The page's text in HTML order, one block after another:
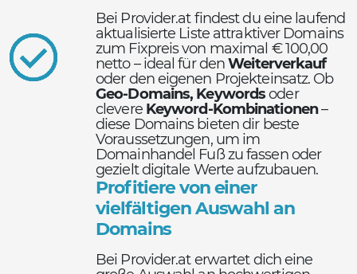
Bei Provider.at findest du eine laufend
aktualisierte Liste attraktiver Domains
zum Fixpreis von maximal € 100,00
netto – ideal für denWeiterverkauf
oder den eigenen Projekteinsatz. Ob
Geo-Domains, Keywordsoder
clevere Keyword-Kombinationen–
diese Domains bieten dir beste
Voraussetzungen, um im
Domainhandel Fuß zu fassen oder
gezielt digitale Werte aufzubauen.
Profitiere von einer
vielfältigen Auswahl an
Domains
Bei Provider.at erwartet dich eine